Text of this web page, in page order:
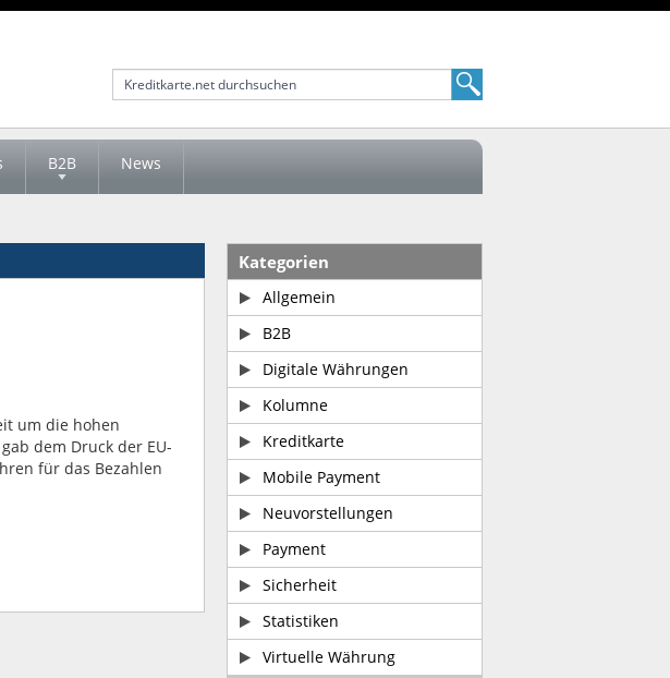
B2B News
um die hohen
dem Druck der EU-
für das Bezahlen
Kategorien
Allgemein
B2B
Digitale Währungen
Kolumne
Kreditkarte
Mobile Payment
Neuvorstellungen
Payment
Sicherheit
Statistiken
Virtuelle Währung